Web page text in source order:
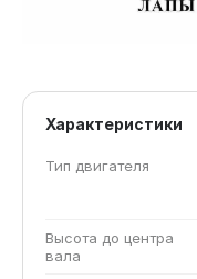
Характеристики
Тип двигателя
Высота до центра
вала